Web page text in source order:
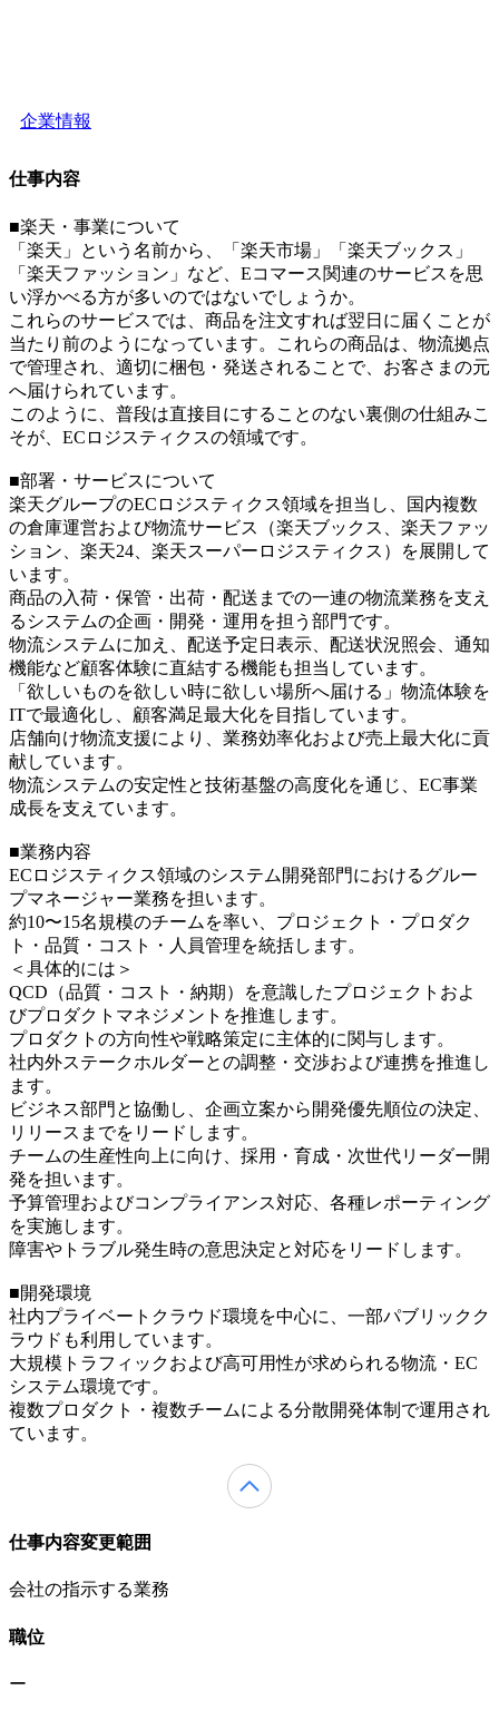
企業情報
仕事内容
■楽天・事業について
「楽天」という名前から、「楽天市場」「楽天ブックス」
「楽天ファッション」など、Eコマース関連のサービスを思
い浮かべる方が多いのではないでしょうか。
これらのサービスでは、商品を注文すれば翌日に届くことが
当たり前のようになっています。これらの商品は、物流拠点
で管理され、適切に梱包・発送されることで、お客さまの元
へ届けられています。
このように、普段は直接目にすることのない裏側の仕組みこ
そが、ECロジスティクスの領域です。
■部署・サービスについて
楽天グループのECロジスティクス領域を担当し、国内複数
の倉庫運営および物流サービス（楽天ブックス、楽天ファッ
ション、楽天24、楽天スーパーロジスティクス）を展開して
います。
商品の入荷・保管・出荷・配送までの一連の物流業務を支え
るシステムの企画・開発・運用を担う部門です。
物流システムに加え、配送予定日表示、配送状況照会、通知
機能など顧客体験に直結する機能も担当しています。
「欲しいものを欲しい時に欲しい場所へ届ける」物流体験を
ITで最適化し、顧客満足最大化を目指しています。
店舗向け物流支援により、業務効率化および売上最大化に貢
献しています。
物流システムの安定性と技術基盤の高度化を通じ、EC事業
成長を支えています。
■業務内容
ECロジスティクス領域のシステム開発部門におけるグルー
プマネージャー業務を担います。
約10〜15名規模のチームを率い、プロジェクト・プロダク
ト・品質・コスト・人員管理を統括します。
＜具体的には＞
QCD（品質・コスト・納期）を意識したプロジェクトおよ
びプロダクトマネジメントを推進します。
プロダクトの方向性や戦略策定に主体的に関与します。
社内外ステークホルダーとの調整・交渉および連携を推進し
ます。
ビジネス部門と協働し、企画立案から開発優先順位の決定、
リリースまでをリードします。
チームの生産性向上に向け、採用・育成・次世代リーダー開
発を担います。
予算管理およびコンプライアンス対応、各種レポーティング
を実施します。
障害やトラブル発生時の意思決定と対応をリードします。
■開発環境
社内プライベートクラウド環境を中心に、一部パブリックク
ラウドも利用しています。
大規模トラフィックおよび高可用性が求められる物流・EC
システム環境です。
複数プロダクト・複数チームによる分散開発体制で運用され
ています。
仕事内容変更範囲
会社の指示する業務
職位
ー